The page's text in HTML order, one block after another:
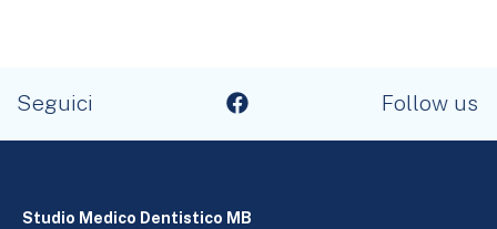
Seguici Follow us
Studio Medico Dentistico MB